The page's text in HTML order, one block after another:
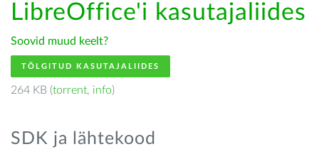
LibreOffice'i kasutajaliides
Soovid muud keelt?
TÕLGITUD KASUTAJALIIDES
264 KB (torrent, info)
SDK ja lähtekood